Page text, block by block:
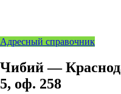
Адресный справочник
Чибий —
5, оф. 258